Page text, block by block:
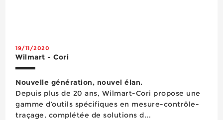
19/11/2020
Wilmart - Cori
Nouvelle génération, nouvel élan.
Depuis plus de 20 ans, Wilmart-Cori propose une
gamme d’outils spécifiques en mesure-contrôle-
traçage, complétée de solutions d...